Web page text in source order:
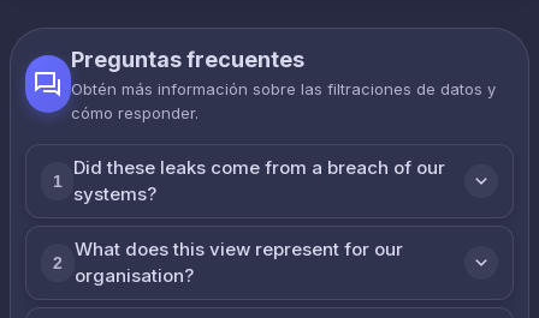
Preguntas frecuentes
Obtén más información sobre las filtraciones de datos y
cómo responder.
1
Did these leaks come from a breach of our
systems?
2
What does this view represent for our
organisation?